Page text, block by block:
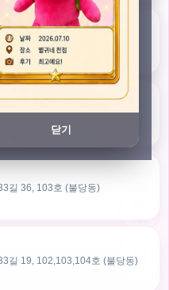
길 47, 106호 (불당동)
길 35, 105호 (불당동)
길 36, 103호 (불당동)
길 19, 102,103,104호 (불당동)내위치
닫기